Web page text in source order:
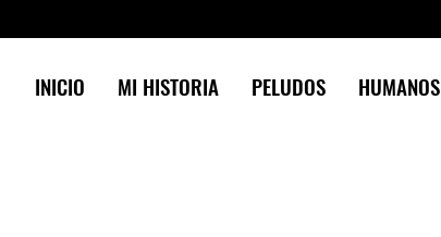
INICIO MI HISTORIA PELUDOS HUMANOS